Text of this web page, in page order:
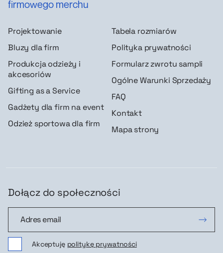
firmowego merchu
Projektowanie
Bluzy dla firm
Produkcja odzieży i
akcesoriów
Gifting as a Service
Gadżety dla firm na event
Odzież sportowa dla firm
Tabela rozmiarów
Polityka prywatności
Formularz zwrotu sampli
Ogólne Warunki Sprzedaży
FAQ
Kontakt
Mapa strony
Dołącz do społeczności
Akceptuję politykę prywatności